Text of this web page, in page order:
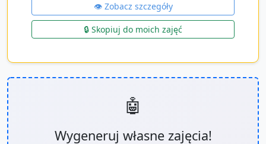
👁️ Zobacz szczegóły
🔒 Skopiuj do moich zajęć
🤖
Wygeneruj własne zajęcia!